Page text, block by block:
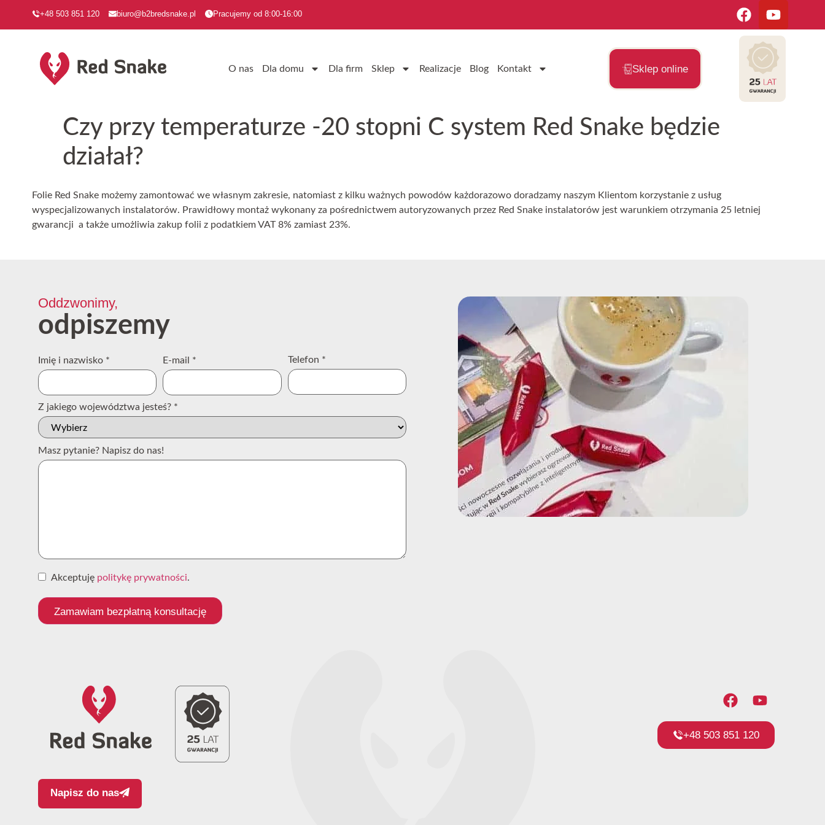
+48 503 851 120 biuro@b2bredsnake.pl Pracujemy od 8:00-16:00
O nas Dla domu Dla firm Sklep Realizacje Blog Kontakt Sklep online
Czy przy temperaturze -20 stopni C system Red Snake będzie
działał?
Folie Red Snake możemy zamontować we własnym zakresie, natomiast z kilku ważnych powodów każdorazowo doradzamy naszym Klientom korzystanie z usług
wyspecjalizowanych instalatorów. Prawidłowy montaż wykonany za pośrednictwem autoryzowanych przez Red Snake instalatorów jest warunkiem otrzymania 25 letniej
gwarancji a także umożliwia zakup folii z podatkiem VAT 8% zamiast 23%.
Oddzwonimy,
odpiszemy
Imię i nazwisko * E-mail * Telefon *
Z jakiego województwa jesteś? *
Masz pytanie? Napisz do nas!
Akceptuję politykę prywatności.
Zamawiam bezpłatną konsultację
+48 503 851 120
Napisz do nas